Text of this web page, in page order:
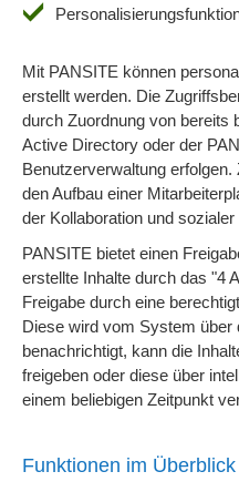
Mit PANSITE können
erstellt werden. Die
durch Zuordnung von bereits
Active Directory oder der
Benutzerverwaltung
den Aufbau einer
der Kollaboration und
PANSITE bietet einen
erstellte Inhalte durch das "4
Freigabe durch eine
Diese wird vom System über
benachrichtigt, kann die
freigeben oder diese über
einem beliebigen Zeitpunkt
Funktionen im Überblick